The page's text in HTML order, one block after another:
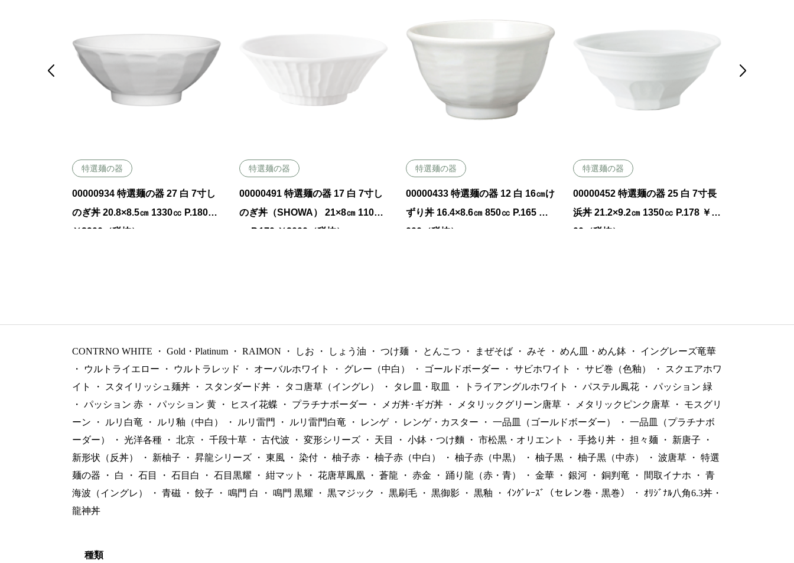
特選麺の器
00000934 特選麺の器 27 白 7寸し
のぎ丼 20.8×8.5㎝ 1330㏄ P.180
￥2900（税抜）
特選麺の器
00000491 特選麺の器 17 白 7寸し
のぎ丼（SHOWA） 21×8㎝ 1100
㏄ P.170 ￥2000（税抜）
特選麺の器
00000433 特選麺の器 12 白 16㎝け
ずり丼 16.4×8.6㎝ 850㏄ P.165 ￥1
000（税抜）
特選麺の器
00000452 特選麺の器 25 白 7寸長
浜丼 21.2×9.2㎝ 1350㏄ P.178 ￥22
00（税抜）
 
CONTRNO WHITE ・ Gold・Platinum ・ RAIMON ・ しお ・ しょう油 ・ つけ麺 ・ とんこつ ・ まぜそば ・ みそ ・ めん皿・めん鉢 ・
イングレーズ竜華
・
ウルトライエロー ・ ウルトラレッド ・ オーバルホワイト ・ グレー（中白） ・ ゴールドボーダー ・ サビホワイト ・ サビ巻（色釉） ・
スクエアホワ
イト
・ スタイリッシュ麺丼 ・ スタンダード丼 ・ タコ唐草（イングレ） ・ タレ皿・取皿 ・ トライアングルホワイト ・ パステル鳳花 ・ パッション 緑
・ パッション 赤 ・ パッション 黄 ・ ヒスイ花蝶 ・ プラチナボーダー ・ メガ丼･ギガ丼 ・ メタリックグリーン唐草 ・ メタリックピンク唐草 ・
モスグリ
ーン
・ ルリ白竜 ・ ルリ釉（中白） ・ ルリ雷門 ・ ルリ雷門白竜 ・ レンゲ ・ レンゲ・カスター ・ 一品皿（ゴールドボーダー） ・ 一品皿（プラチナボ
ーダー）
・ 光洋各種 ・ 北京 ・ 千段十草 ・ 古代波 ・ 変形シリーズ ・ 天目 ・ 小鉢・つけ麵 ・ 市松黒・オリエント ・ 手捻り丼 ・ 担々麺 ・ 新唐子
・
新形状（反丼）
・ 新柚子 ・ 昇龍シリーズ ・ 東風 ・ 染付 ・ 柚子赤 ・ 柚子赤（中白） ・ 柚子赤（中黒） ・ 柚子黒 ・ 柚子黒（中赤） ・ 波唐草 ・ 特選
麺の器
・ 白 ・ 石目 ・ 石目白 ・ 石目黒耀 ・ 紺マット ・ 花唐草鳳凰 ・ 蒼龍 ・ 赤金 ・ 踊り龍（赤・青） ・ 金華 ・ 銀河 ・ 銅判竜 ・ 間取イナホ ・ 青
海波（イングレ）
・ 青磁 ・ 餃子 ・ 鳴門 白 ・ 鳴門 黒耀 ・ 黒マジック ・ 黒刷毛 ・ 黒御影 ・ 黒釉 ・ ｲﾝｸﾞﾚｰｽﾞ（セレン巻・黒巻） ・
ｵﾘｼﾞﾅﾙ八角6.3丼・
龍神丼
種類